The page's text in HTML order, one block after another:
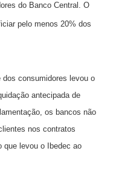
do Banco Central. O
pelo menos 20% dos
consumidores levou o
antecipada de
os bancos não
nos contratos
que levou o Ibedec ao